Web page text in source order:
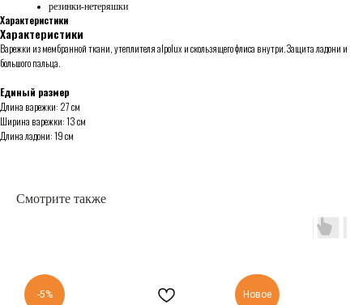
резинки-нетеряшки
Характеристики
Характеристики
Варежки из мембранной ткани, утеплителя alpolux и скользящего флиса внутри. Защита ладони и
большого пальца.
Единый размер
Длина варежки: 27 см
Ширина варежки: 13 см
Длина ладони: 19 см
Смотрите также
-5% Новое